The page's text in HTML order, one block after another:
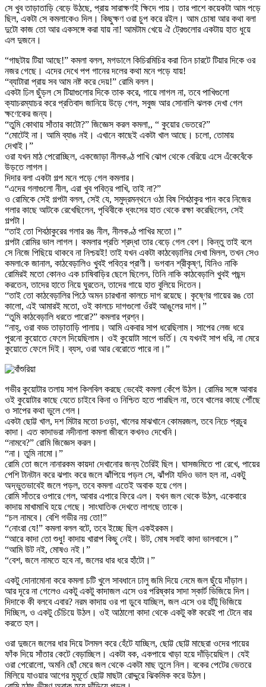
সে খুব তাড়াতাড়ি বেড়ে উঠছে, প্রায় সারাক্ষণই ক্ষিদে পায়। তার পাশে কয়েকটা আম পড়ে
ছিল, একটা সে কমলাকেও দিল। কিছুক্ষণ ওরা চুপ করে রইল। আম চোষা আর কথা বলা
দুটো কাজ তো আর একসঙ্গে করা যায় না! আমটাম খেয়ে ঐ ট্রেগুলোর একটায় হাত ধুয়ে
এল দুজনে।
“গাছটায় টিয়া আছে!” কমলা বলল, মগডালে কিচিরমিচির করা তিন চারটে টিয়ার দিকে ওর
নজর গেছে। এদের দেখে পপ গানের দলের কথা মনে পড়ে যায়!
“ব্যাটারা প্রায় সব আম নষ্ট করে দেয়!” রোমি বলল।
একটা ঢিল ছুঁড়ল সে টিয়াগুলোর দিকে তাক করে, গায়ে লাগল না, তবে পাখিগুলো
ক্যাচরম্যাচর করে প্রতিবাদ জানিয়ে উড়ে গেল, সবুজ আর সোনালি ঝলক দেখা গেল
ক্ষণেকের জন্য।
“তুমি কোথায় সাঁতার কাটো?” জিজ্ঞেস করল কমলা,, “ কুয়োর ভেতরে?”
“মোটেই না। আমি ব্যাঙ নই। এখানে কাছেই একটা খাল আছে। চলো, তোমায়
দেখাই।”
ওরা যখন মাঠ পেরোচ্ছিল, একজোড়া নীলকণ্ঠ পাখি ঝোপ থেকে বেরিয়ে এসে এঁকেবেঁকে
উড়তে লাগল।
দিদার বলা একটা গল্প মনে পড়ে গেল কমলার।
“এদের গলাগুলো নীল, এরা খুব পবিত্র পাখি, তাই না?”
ও রোমিকে সেই গল্পটা বলল, সেই যে, সমুদ্রমন্থনে ওঠা বিষ শিবঠাকুর পান করে নিজের
গলার কাছে আটকে রেখেছিলেন, পৃথিবীকে ধ্বংসের হাত থেকে রক্ষা করেছিলেন, সেই
গল্পটা।
“তাই তো শিবঠাকুরের গলার রঙ নীল, নীলকণ্ঠ পাখির মতো।”
গল্পটা রোমির ভাল লাগল। কমলার প্রতি শ্রদ্ধা তার বেড়ে গেল বেশ। কিন্তু তাই বলে
সে নিজে পিছিয়ে থাকবে না নিশ্চয়ই! তাই যখন একটা কাঠবেড়ালির দেখা মিলল, তখন সেও
কমলাকে জানাল, কাঠবেড়ালিও খুবই পবিত্র প্রাণী। ভগবান শ্রীকৃষ্ণ, যিনিও নাকি
রোমিরই মতো কোনও এক চাষিবাড়ির ছেলে ছিলেন, তিনি নাকি কাঠবেড়ালি খুবই পছন্দ
করতেন, তাদের হাতে নিয়ে ঘুরতেন, তাদের গায়ে হাত বুলিয়ে দিতেন।
“তাই তো কাঠবেড়ালির পিঠে অমন চারখানা কালচে দাগ রয়েছে। কৃষ্ণের গায়ের রঙ তো
কালো, এই আমারই মতো, ওই কালচে দাগগুলো ওঁরই আঙুলের দাগ।”
“তুমি কাঠবেড়ালি ধরতে পারো?” কমলার প্রশ্ন।
“নাহ্‌, ওরা বড্ড তাড়াতাড়ি পালায়। আমি একবার সাপ ধরেছিলাম। সাপের লেজ ধরে
পুরনো কুয়োতে ফেলে দিয়েছিলাম। ওই কুয়োটা সাপে ভর্তি। যে যখনই সাপ ধরি, না মেরে
কুয়োতে ফেলে দিই। ব্যস, ওরা আর বেরোতে পারে না।”
গভীর কুয়োটার তলায় সাপ কিলবিল করছে ভেবেই কমলা কেঁপে উঠল। রোমির সঙ্গে আবার
ওই কুয়োটার কাছে যেতে চাইবে কিনা ও নিশ্চিত হতে পারছিল না, তবে খালের কাছে পৌঁছে
ও সাপের কথা ভুলে গেল।
একটা ছোট্ট খাল, দশ মিটার মতো চওড়া, খালের মাঝখানে কোমরজল, তবে নিচে প্রচুর
কাদা। এত কাদাভরা নদীনালা কমলা জীবনে কখনও দেখেনি।
“নামবে?” রোমি জিজ্ঞেস করল।
“না। তুমি নামো।”
রোমি তো জলে নানারকম কায়দা দেখানোর জন্য তৈরিই ছিল। ঘাসজমিতে পা রেখে, পায়ের
পেশি টানটান করে ঝপাং করে জলে ঝাঁপিয়ে পড়ল সে, ঝাঁপটা যদিও ভাল হল না, একটু
অদ্ভুতভাবেই জলে পড়ল, তবে কমলা এতেই অবাক হয়ে গেল।
রোমি সাঁতরে ওপারে গেল, আবার এপারে ফিরে এল। যখন জল থেকে উঠল, একেবারে
কাদায় মাখামাখি হয়ে গেছে। সাংঘাতিক দেখতে লাগছে তাকে।
“চল নামবে। বেশি গভীর নয় তো!”
“নোংরা যে!” কমলা বলল বটে, তবে ইচ্ছে ছিল একইরকম।
“আরে কাদা তো শুধু! কাদায় খারাপ কিছু নেই। উট, মোষ সবাই কাদা ভালবাসে।”
“আমি উট নই, মোষও নই।”
“বেশ, জলে নামতে হবে না, জলের ধার ধরে হাঁটো।”
একটু দোনামোনা করে কমলা চটি খুলে সাবধানে ঢালু জমি দিয়ে নেমে জল ছুঁয়ে দাঁড়াল।
আর দূরে না গেলেও একটু একটু কাদাজল এসে ওর পরিষ্কার সাদা স্কার্ট ভিজিয়ে দিল।
দিদাকে কী বলবে এবার? নরম কাদায় ওর পা ডুবে যাচ্ছিল, জল এসে ওর হাঁটু ভিজিয়ে
দিচ্ছিল, ও একটু চেঁচিয়ে উঠল। ওই আঠালো কাদা থেকে একটু কষ্ট করেই পা টেনে বার
করতে হল।
ওরা দুজনে জলের ধার দিয়ে টলমল করে হেঁটে যাচ্ছিল, ছোট্ট ছোট্ট মাছেরা ওদের পায়ের
ফাঁক দিয়ে সাঁতার কেটে বেড়াচ্ছিল। একটা বক, একপায়ে খাড়া হয়ে দাঁড়িয়েছিল। যেই
ওরা পেরোলো, অমনি ছোঁ মেরে জল থেকে একটা মাছ তুলে নিল। বকের পেটের ভেতরে
মিলিয়ে যাওয়ার আগের মুহূর্তে ছোট্ট মাছটা রোদ্দুরে ঝিকমিক করে উঠল।